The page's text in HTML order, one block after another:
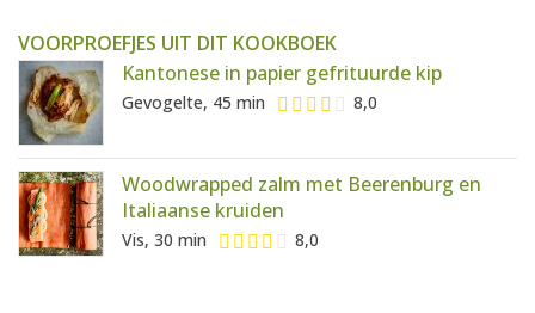
VOORPROEFJES UIT DIT KOOKBOEK
Kantonese in papier gefrituurde kip
Gevogelte, 45 min 8,0
Woodwrapped zalm met Beerenburg en
Italiaanse kruiden
Vis, 30 min 8,0